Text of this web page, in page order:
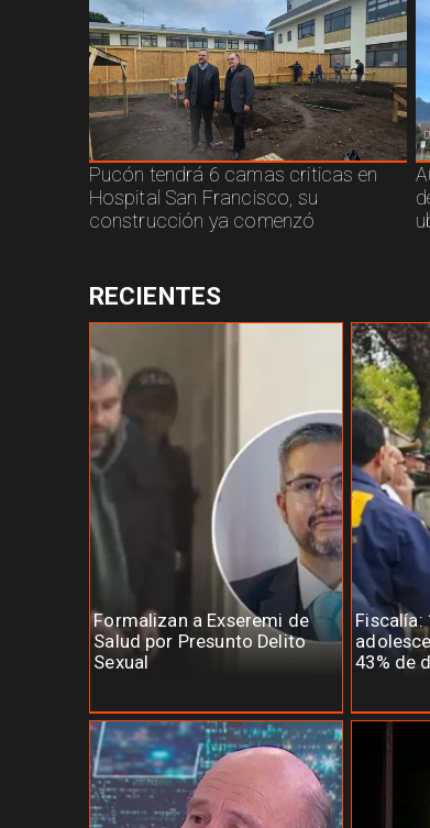
Pucón tendrá 6 camas criticas en
Hospital San Francisco, su
construcción ya comenzó
Formalizan a Exseremi de
Salud por Presunto Delito
Sexual
Fiscalía:
43% de
RECIENTES